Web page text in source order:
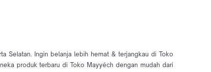
Selatan. Ingin belanja lebih hemat & terjangkau di Toko
produk terbaru di Toko Mayyéch dengan mudah dari